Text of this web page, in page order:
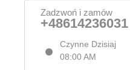
Zadzwoń i zamów
+48614236031
Czynne Dzisiaj
08:00 AM